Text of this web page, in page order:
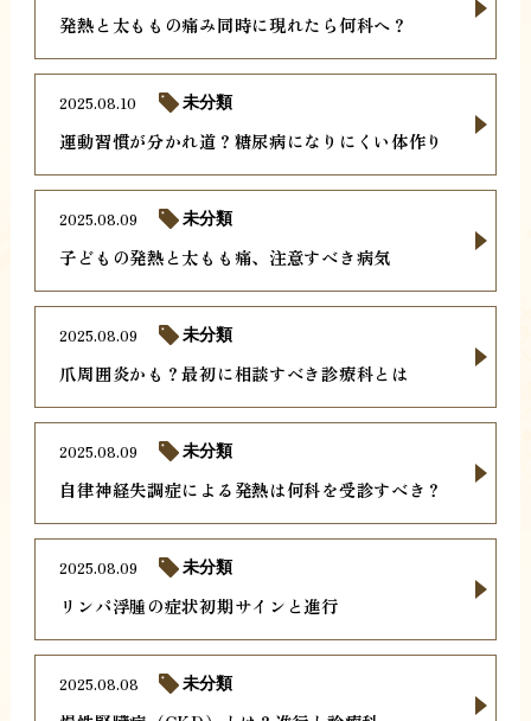
発熱と太ももの痛み同時に現れたら何科へ？
運動習慣が分かれ道？糖尿病になりにくい体作り
2025.08.10 未分類
子どもの発熱と太もも痛、注意すべき病気
2025.08.09 未分類
爪周囲炎かも？最初に相談すべき診療科とは
2025.08.09 未分類
自律神経失調症による発熱は何科を受診すべき？
2025.08.09 未分類
リンパ浮腫の症状初期サインと進行
2025.08.09 未分類
2025.08.08 未分類